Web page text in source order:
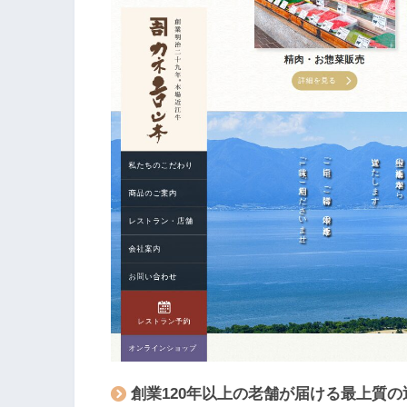
創業120年以上の老舗が届ける最上質の